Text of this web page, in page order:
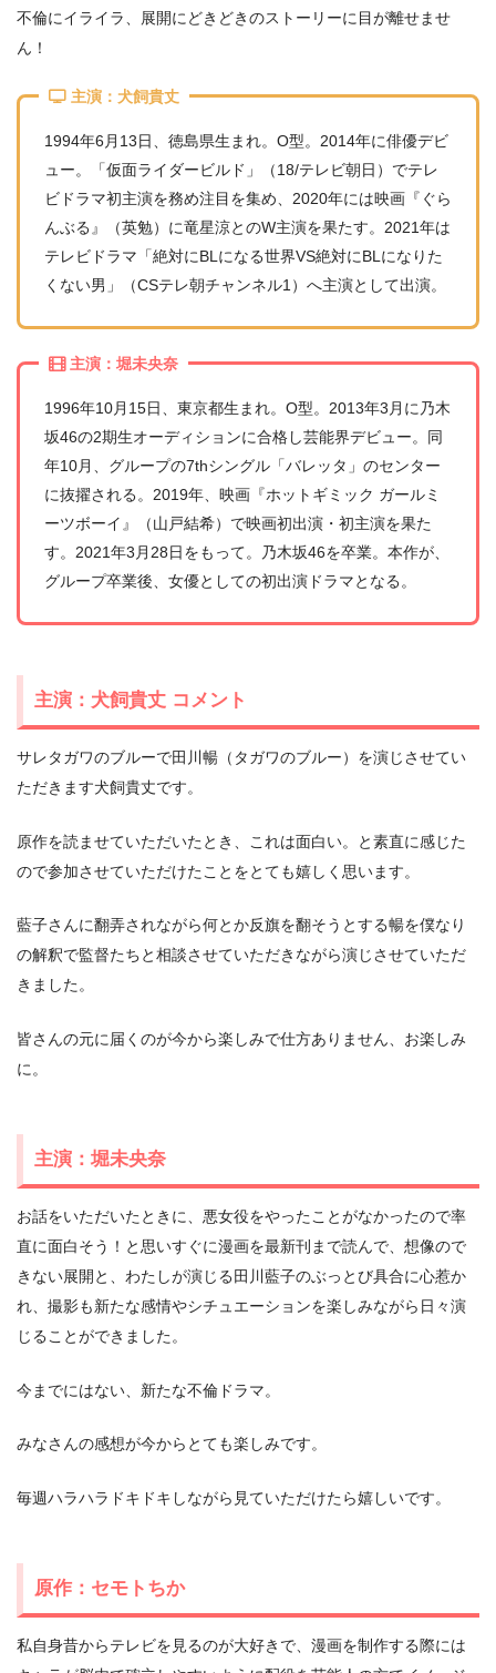
不倫にイライラ、展開にどきどきのストーリーに目が離せませ
ん！
主演：犬飼貴丈
1994年6月13日、徳島県生まれ。O型。2014年に俳優デビ
ュー。「仮面ライダービルド」（18/テレビ朝日）でテレ
ビドラマ初主演を務め注目を集め、2020年には映画『ぐら
んぶる』（英勉）に竜星涼とのW主演を果たす。2021年は
テレビドラマ「絶対にBLになる世界VS絶対にBLになりた
くない男」（CSテレ朝チャンネル1）へ主演として出演。
主演：堀未央奈
1996年10月15日、東京都生まれ。O型。2013年3月に乃木
坂46の2期生オーディションに合格し芸能界デビュー。同
年10月、グループの7thシングル「バレッタ」のセンター
に抜擢される。2019年、映画『ホットギミック ガールミ
ーツボーイ』（山戸結希）で映画初出演・初主演を果た
す。2021年3月28日をもって。乃木坂46を卒業。本作が、
グループ卒業後、女優としての初出演ドラマとなる。
主演：犬飼貴丈 コメント
サレタガワのブルーで⽥川暢（タガワのブルー）を演じさせてい
ただきます⽝飼貴丈です。
原作を読ませていただいたとき、これは⾯⽩い。と素直に感じた
ので参加させていただけたことをとても嬉しく思います。
藍⼦さんに翻弄されながら何とか反旗を翻そうとする暢を僕なり
の解釈で監督たちと相談させていただきながら演じさせていただ
きました。
皆さんの元に届くのが今から楽しみで仕⽅ありません、お楽しみ
に。
主演：堀未央奈
お話をいただいたときに、悪女役をやったことがなかったので率
直に面白そう！と思いすぐに漫画を最新刊まで読んで、想像ので
きない展開と、わたしが演じる田川藍子のぶっとび具合に心惹か
れ、撮影も新たな感情やシチュエーションを楽しみながら日々演
じることができました。
今までにはない、新たな不倫ドラマ。
みなさんの感想が今からとても楽しみです。
毎週ハラハラドキドキしながら見ていただけたら嬉しいです。
原作：セモトちか
私⾃⾝昔からテレビを⾒るのが⼤好きで、漫画を制作する際には